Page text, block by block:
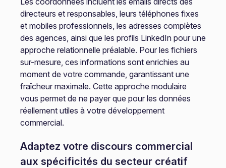
directeurs et responsables, leurs téléphones fixes
et mobiles professionnels, les adresses complètes
des agences, ainsi que les profils LinkedIn pour une
approche relationnelle préalable. Pour les fichiers
sur-mesure, ces informations sont enrichies au
moment de votre commande, garantissant une
fraîcheur maximale. Cette approche modulaire
vous permet de ne payer que pour les données
réellement utiles à votre développement
commercial.
Adaptez votre discours commercial
aux spécificités du secteur créatif